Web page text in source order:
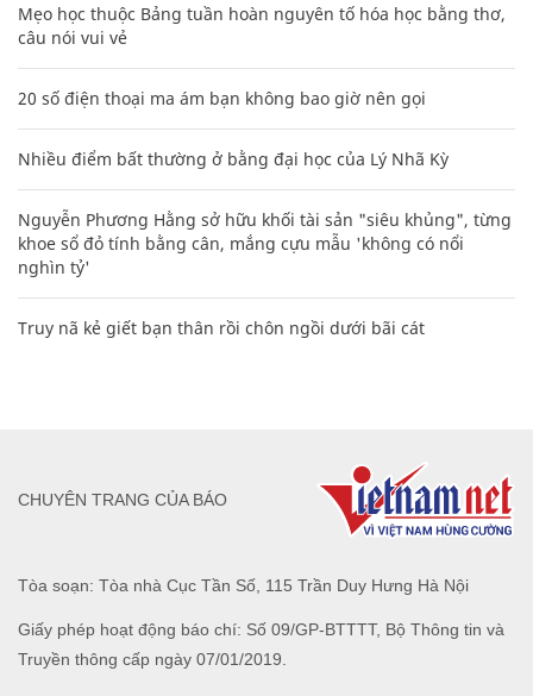
Mẹo học thuộc Bảng tuần hoàn nguyên tố hóa học bằng thơ,
câu nói vui vẻ
20 số điện thoại ma ám bạn không bao giờ nên gọi
Nhiều điểm bất thường ở bằng đại học của Lý Nhã Kỳ
Nguyễn Phương Hằng sở hữu khối tài sản "siêu khủng", từng
khoe sổ đỏ tính bằng cân, mắng cựu mẫu 'không có nổi
nghìn tỷ'
Truy nã kẻ giết bạn thân rồi chôn ngồi dưới bãi cát
Tòa soạn: Tòa nhà Cục Tần Số, 115 Trần Duy Hưng Hà Nội
Giấy phép hoạt động báo chí: Số 09/GP-BTTTT, Bộ Thông tin và
Truyền thông cấp ngày 07/01/2019.
CHUYÊN TRANG CỦA BÁO